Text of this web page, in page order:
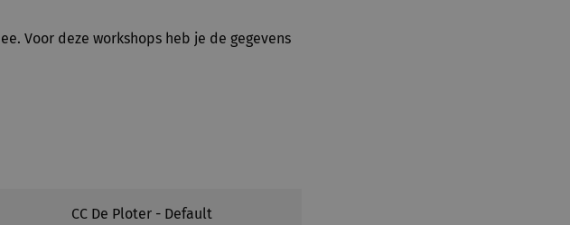
Voor deze workshops heb je de gegevens
CC De Ploter - Default